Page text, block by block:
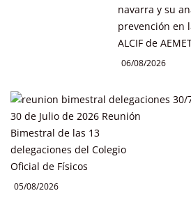
navarra y su
prevención en
ALCIF de
06/08/2026
30 de Julio de 2026 Reunión
Bimestral de las 13
delegaciones del Colegio
Oficial de Físicos
05/08/2026